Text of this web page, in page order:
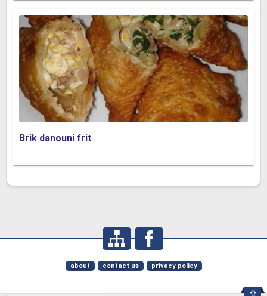
Brik danouni frit
privacy policy
contact us
about